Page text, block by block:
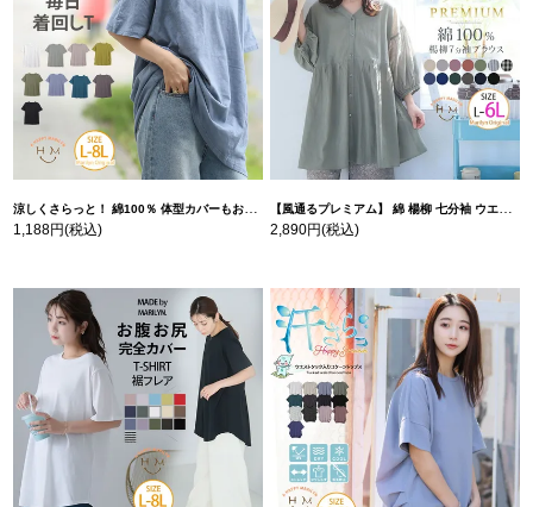
涼しくさらっと！ 綿100％ 体型カバーもお洒落も叶える 風合いコットン ゆるシルエット ドルマン | 大きいサイズの通販ならハッピーマリリン
1,188円(税込)
【風通るプレミアム】 綿 楊柳 七分袖 ウエストギャザー ブラウス | 大きいサイズの通販ならハッピーマリリン
2,890円(税込)